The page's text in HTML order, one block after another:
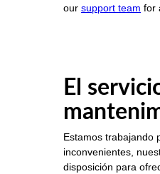
our support team for
El
Estamos trabajando
inconvenientes,
disposición para